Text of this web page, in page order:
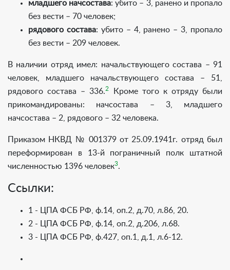
младшего начсостава: убито – 3, ранено и пропало
без вести – 70 человек;
рядового состава: убито – 4, ранено – 3, пропало
без вести – 209 человек.
В наличии отряд имел: начальствующего состава – 91
человек, младшего начальствующего состава – 51,
рядового состава – 336.2
Кроме того к отряду были
прикомандированы: начсостава – 3, младшего
начсостава – 2, рядового – 32 человека.
Приказом НКВД № 001379 от 25.09.1941г. отряд был
переформирован в 13-й пограничный полк штатной
численностью 1396 человек3.
Ссылки:
1 - ЦПА ФСБ РФ, ф.14, оп.2, д.70, л.86, 20.
2 - ЦПА ФСБ РФ, ф.14, оп.2, д.206, л.68.
3 - ЦПА ФСБ РФ, ф.427, оп.1, д.1, л.6-12.